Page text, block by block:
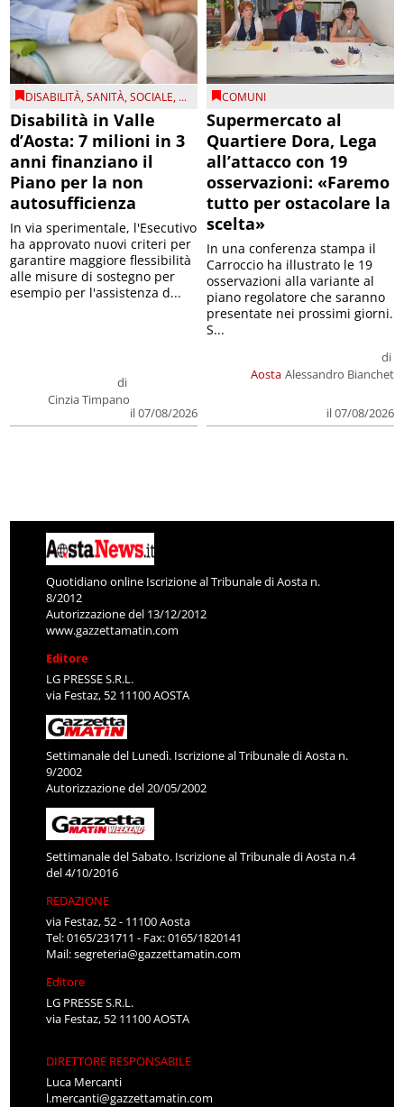
DISABILITÀ,SANITÀ,SOCIALE, ...
Disabilità in Valle
d’Aosta: 7 milioni in 3
anni finanziano il
Piano per la non
autosufficienza
di
Cinzia Timpano
il 07/08/2026
In via sperimentale, l'Esecutivo
ha approvato nuovi criteri per
garantire maggiore flessibilità
alle misure di sostegno per
esempio per l'assistenza d...
COMUNI
Supermercato al
Quartiere Dora, Lega
all’attacco con 19
osservazioni: «Faremo
tutto per ostacolare la
scelta»
Aosta
di
Alessandro Bianchet
il 07/08/2026
In una conferenza stampa il
Carroccio ha illustrato le 19
osservazioni alla variante al
piano regolatore che saranno
presentate nei prossimi giorni.
S...
Quotidiano online Iscrizione al Tribunale di Aosta n.
8/2012
Autorizzazione del 13/12/2012
www.gazzettamatin.com
Editore
LG PRESSE S.R.L.
via Festaz, 52 11100 AOSTA
Settimanale del Lunedì. Iscrizione al Tribunale di Aosta n.
9/2002
Autorizzazione del 20/05/2002
Settimanale del Sabato. Iscrizione al Tribunale di Aosta n.4
del 4/10/2016
REDAZIONE
via Festaz, 52 - 11100 Aosta
Tel: 0165/231711 - Fax: 0165/1820141
Mail:segreteria@gazzettamatin.com
Editore
LG PRESSE S.R.L.
via Festaz, 52 11100 AOSTA
DIRETTORE RESPONSABILE
Luca Mercanti
l.mercanti@gazzettamatin.com